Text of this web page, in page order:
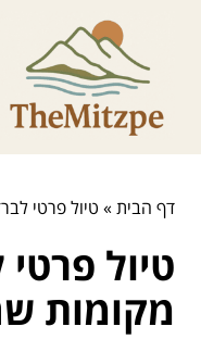
דף הבית» טיול פרטי לברזיל – 3 מקומות
מקומות